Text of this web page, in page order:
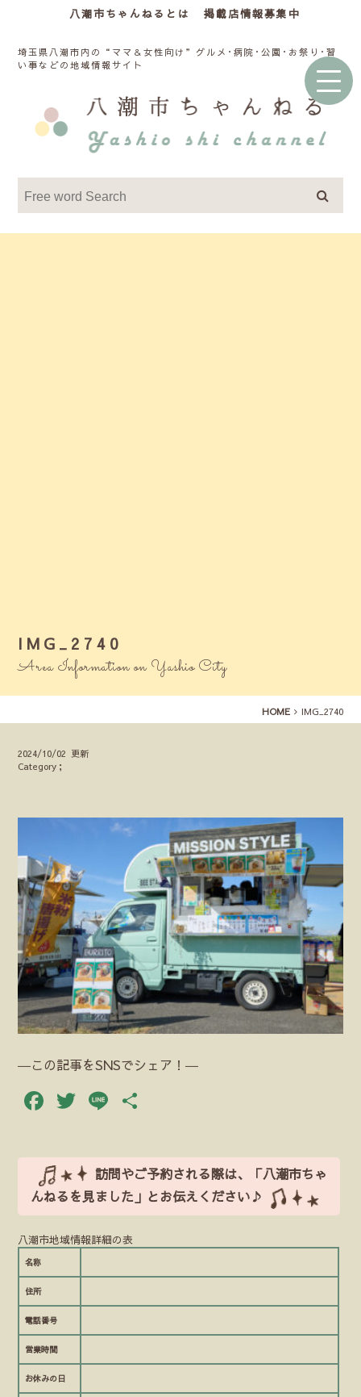
八潮市ちゃんねるとは 掲載店情報募集中
埼玉県八潮市内の“ママ＆女性向け”グルメ･病院･公園･お祭り･習
い事などの地域情報サイト
IMG_2740
Area Information on Yashio City
HOME IMG_2740
2024/10/02 更新
Category；
―この記事をSNSでシェア！―
Facebook
Twitter
Line
訪問やご予約される際は、「八潮市ちゃ
んねるを見ました」とお伝えください♪
八潮市地域情報詳細の表
名称
住所
電話番号
営業時間
お休みの日